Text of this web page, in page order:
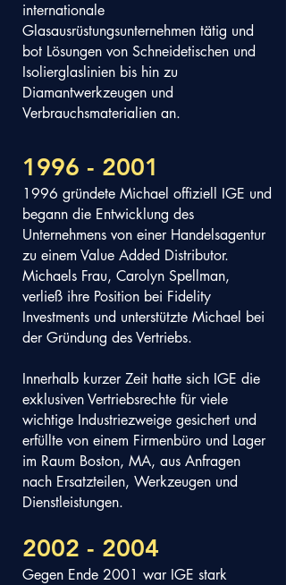
internationale
Glasausrüstungsunternehmen tätig und
bot Lösungen von Schneidetischen und
Isolierglaslinien bis hin zu
Diamantwerkzeugen und
Verbrauchsmaterialien an.
1996 - 2001
1996 gründete Michael offiziell IGE und
begann die Entwicklung des
Unternehmens von einer Handelsagentur
zu einem Value Added Distributor.
Michaels Frau, Carolyn Spellman,
verließ ihre Position bei Fidelity
Investments und unterstützte Michael bei
der Gründung des Vertriebs.
Innerhalb kurzer Zeit hatte sich IGE die
exklusiven Vertriebsrechte für viele
wichtige Industriezweige gesichert und
erfüllte von einem Firmenbüro und Lager
im Raum Boston, MA, aus Anfragen
nach Ersatzteilen, Werkzeugen und
Dienstleistungen.
2002 - 2004
Gegen Ende 2001 war IGE stark